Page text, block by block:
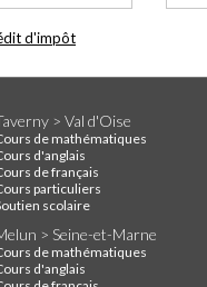
d'impôt
> Val d'Oise
de mathématiques
d'anglais
de français
particuliers
scolaire
> Seine-et-Marne
de mathématiques
d'anglais